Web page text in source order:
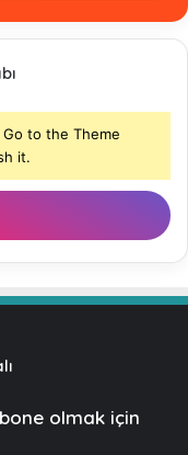
to the Theme
it.
olmak için